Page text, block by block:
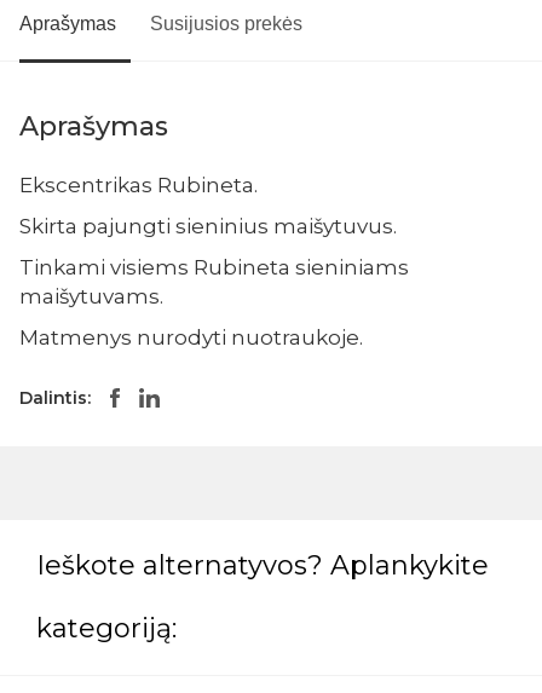
Aprašymas Susijusios prekės
Aprašymas
Ekscentrikas Rubineta.
Skirta pajungti sieninius maišytuvus.
Tinkami visiems Rubineta sieniniams
maišytuvams.
Matmenys nurodyti nuotraukoje.
Dalintis:
Ieškote alternatyvos? Aplankykite
kategoriją: